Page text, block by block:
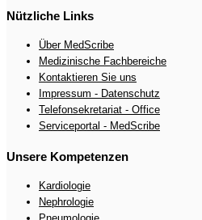
Nützliche Links
Über MedScribe
Medizinische Fachbereiche
Kontaktieren Sie uns
Impressum - Datenschutz
Telefonsekretariat - Office
Serviceportal - MedScribe
Unsere Kompetenzen
Kardiologie
Nephrologie